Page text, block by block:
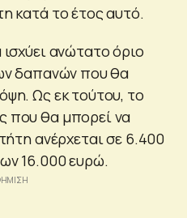
κατά το έτος αυτό.
ανώτατο όριο
δαπανών που θα
Ως εκ τούτου, το
που θα μπορεί να
ανέρχεται σε 6.400
16.000 ευρώ.